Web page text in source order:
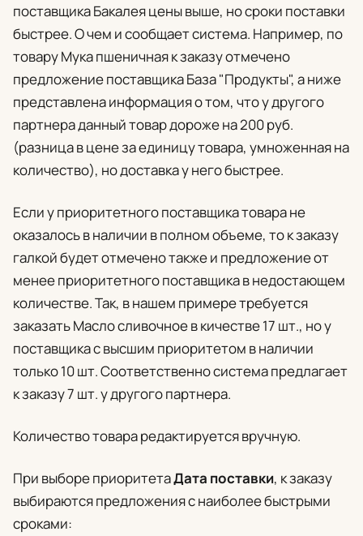
поставщика Бакалея цены выше, но сроки поставки
быстрее. О чем и сообщает система. Например, по
товару Мука пшеничная к заказу отмечено
предложение поставщика База "Продукты", а ниже
представлена информация о том, что у другого
партнера данный товар дороже на 200 руб.
(разница в цене за единицу товара, умноженная на
количество), но доставка у него быстрее.
Если у приоритетного поставщика товара не
оказалось в наличии в полном объеме, то к заказу
галкой будет отмечено также и предложение от
менее приоритетного поставщика в недостающем
количестве. Так, в нашем примере требуется
заказать Масло сливочное в кичестве 17 шт., но у
поставщика с высшим приоритетом в наличии
только 10 шт. Соответственно система предлагает
к заказу 7 шт. у другого партнера.
Количество товара редактируется вручную.
При выборе приоритетаДата поставки, к заказу
выбираются предложения с наиболее быстрыми
сроками: